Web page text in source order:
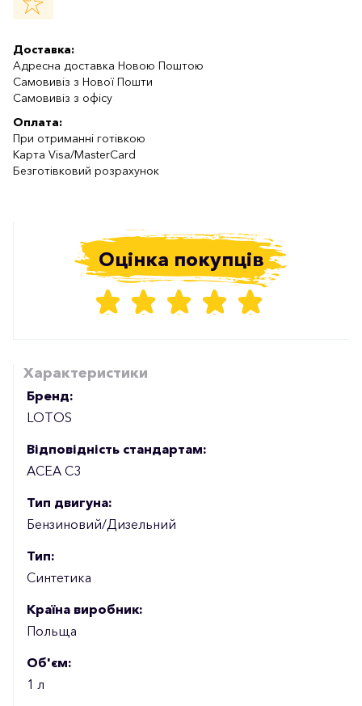
Доставка:
Адресна доставка Новою Поштою
Самовивіз з Нової Пошти
Самовивіз з офісу
Оплата:
При отриманні готівкою
Карта Visa/MasterCard
Безготівковий розрахунок
Оцінка покупців
Характеристики
Бренд:
LOTOS
Відповідність стандартам:
ACEA C3
Тип двигуна:
Бензиновий/Дизельний
Тип:
Синтетика
Країна виробник:
Польща
Об'єм:
1 л